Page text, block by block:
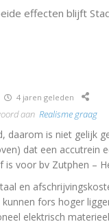
effecten blijft
4 jaren geleden
aan Realisme graag
daarom is niet gelijk
dat een accutrein
is voor bv Zutphen –
en
fors hoger
elektrisch